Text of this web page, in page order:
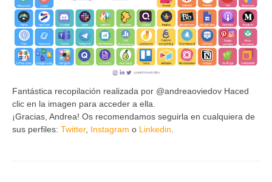
Fantástica recopilación realizada por @andreaoviedov Haced
clic en la imagen para acceder a ella.
¡Gracias, Andrea! Os recomendamos seguirla en cualquiera de
sus perfiles: Twitter, Instagram o Linkedin